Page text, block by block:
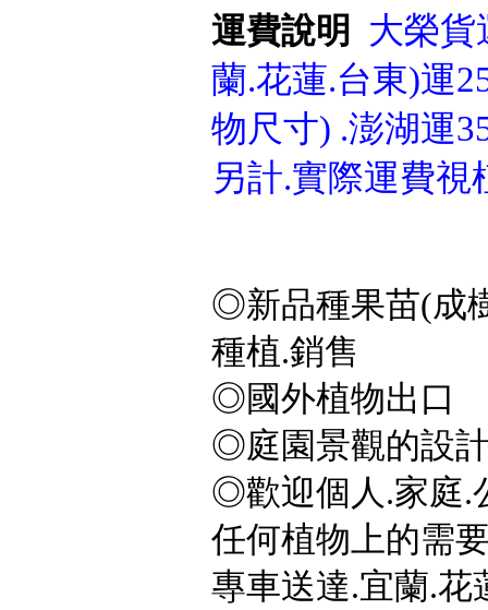
運費說明
大榮貨
蘭.花蓮.台東)運
物尺寸) .澎湖運
另計.實際運費
◎新品種果苗(成
種植.銷售
◎國外植物出口
◎庭園景觀的設
◎歡迎個人.家庭.
任何植物上的需
專車送達.宜蘭.花